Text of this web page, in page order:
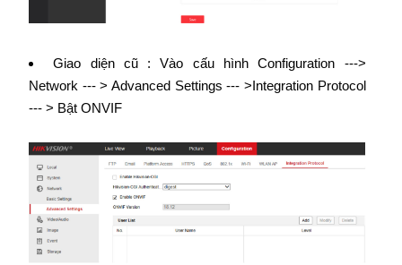
Giao diện cũ : Vào cấu hình Configuration --->
Network --- > Advanced Settings --- >Integration Protocol
--- > Bật ONVIF